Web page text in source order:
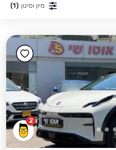
מיון וסינון (1)
2